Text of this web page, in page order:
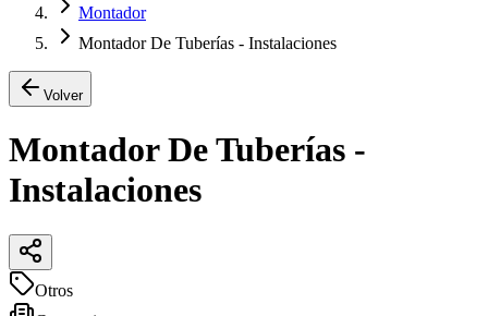
Montador
Montador De Tuberías - Instalaciones
Volver
Montador De Tuberías -
Instalaciones
Otros